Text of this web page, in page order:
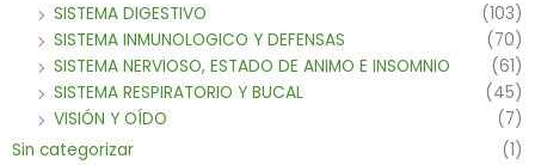
SISTEMA DIGESTIVO
(103)
SISTEMA INMUNOLOGICO Y DEFENSAS
(70)
SISTEMA NERVIOSO, ESTADO DE ANIMO E INSOMNIO
(61)
SISTEMA RESPIRATORIO Y BUCAL
(45)
VISIÓN Y OÍDO
(7)
Sin categorizar
(1)